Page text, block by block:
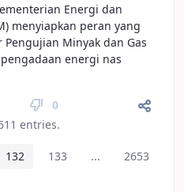
Energi dan
menyiapkan peran yang
Minyak dan Gas
energi nas
0
entries.
Page
132 Page
133 ...Intermediate
Page
2653